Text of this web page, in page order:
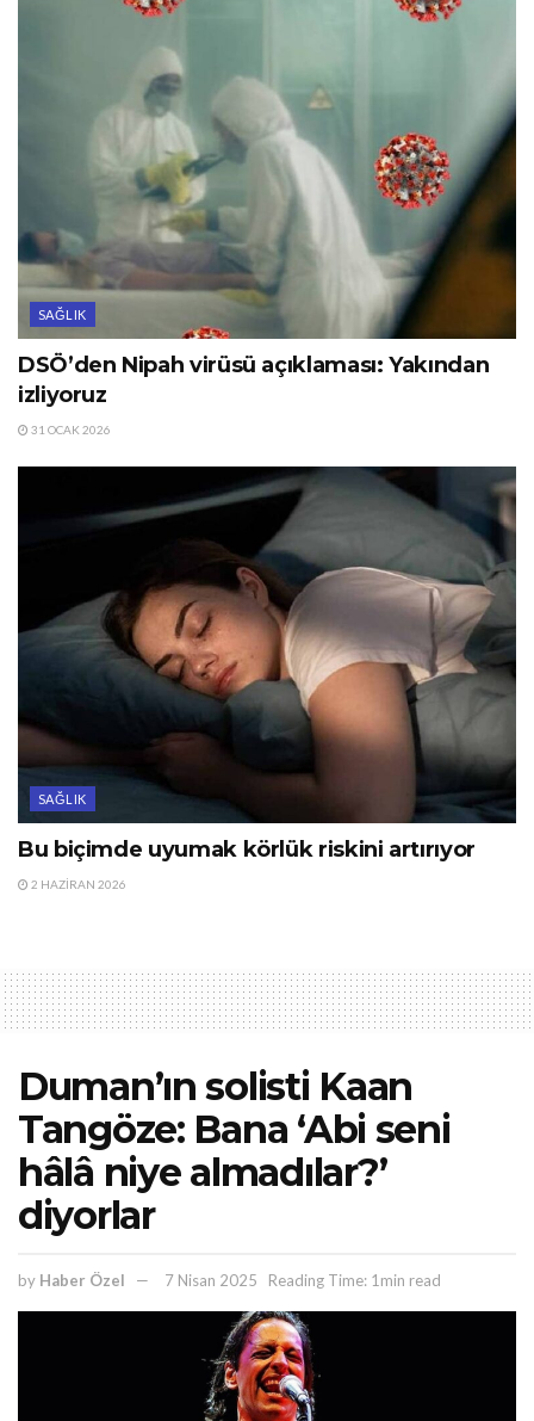
SAĞLIK
DSÖ’den Nipah virüsü açıklaması: Yakından
izliyoruz
31 OCAK 2026
SAĞLIK
Bu biçimde uyumak körlük riskini artırıyor
2 HAZIRAN 2026
Duman’ın solisti Kaan
Tangöze: Bana ‘Abi seni
hâlâ niye almadılar?’
diyorlar
by Haber Özel 7 Nisan 2025 Reading Time: 1min read